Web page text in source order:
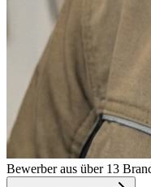
Bewerber aus über 13